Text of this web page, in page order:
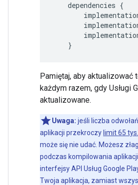
dependencies {
}
Pamiętaj, aby aktualizować
każdym razem, gdy Usługi
aktualizowane.
Uwaga: jeśli liczba
aplikacji przekroczy limit 65 tys.
może się nie udać. Możesz
podczas kompilowania
interfejsy API Usług Google
Twoja aplikacja, zamiast